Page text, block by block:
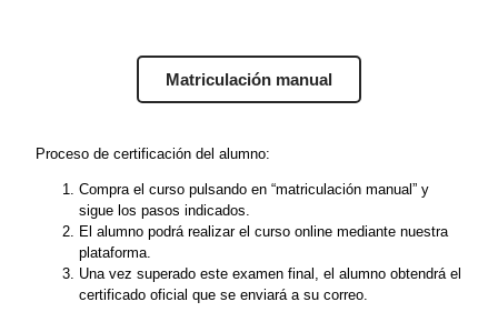
Matriculación manual
Proceso de certificación del alumno:
Compra el curso pulsando en “matriculación manual” y
sigue los pasos indicados.
El alumno podrá realizar el curso online mediante nuestra
plataforma.
Una vez superado este examen final, el alumno obtendrá el
certificado oficial que se enviará a su correo.